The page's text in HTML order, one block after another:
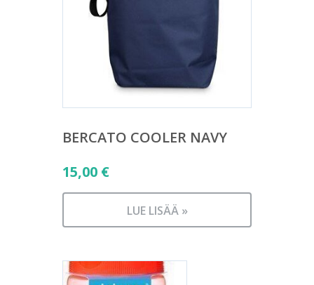
BERCATO COOLER NAVY
15,00 €
LUE LISÄÄ »